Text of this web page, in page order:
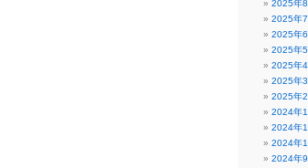
2025年8
2025年7
2025年6
2025年5
2025年4
2025年3
2025年2
2024年
2024年
2024年
2024年9